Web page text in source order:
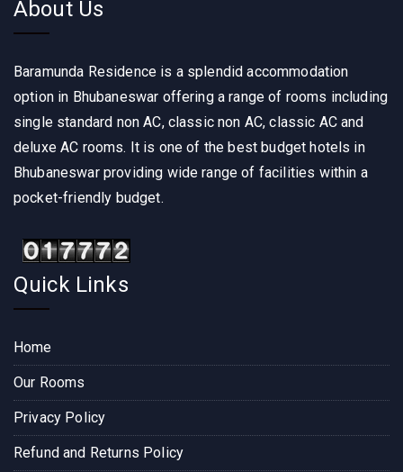
About Us
Baramunda Residence is a splendid accommodation
option in Bhubaneswar offering a range of rooms including
single standard non AC, classic non AC, classic AC and
deluxe AC rooms. It is one of the best budget hotels in
Bhubaneswar providing wide range of facilities within a
pocket-friendly budget.
Quick Links
Home
Our Rooms
Privacy Policy
Refund and Returns Policy